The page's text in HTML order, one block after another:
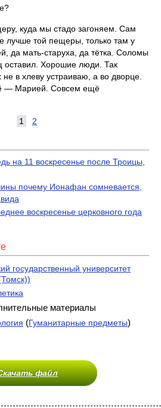
куда мы стадо загоняем. Сам
лучше той пещеры, только там у
да мать-старуха, да тётка. Соломы
Хорошие люди. Так
в хлеву устраиваю, а во дворце.
— Марией. Совсем ещё
1 2
на 11 воскресенье после Троицы,
почему Ионафан сомневается,
воскресенье церковного года
государственный университет
материалы
(Гуманитарные предметы)
файл